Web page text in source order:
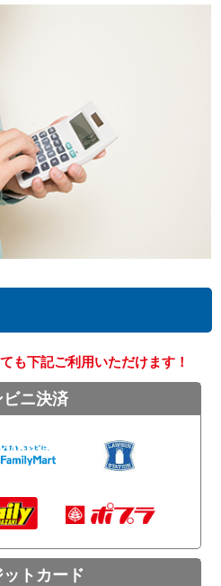
も下記ご利用いただけます！
ビニ決済
トカード